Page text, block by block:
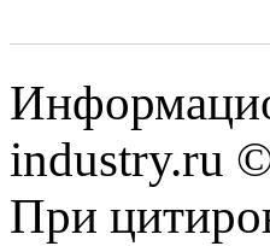
industry.ru
При